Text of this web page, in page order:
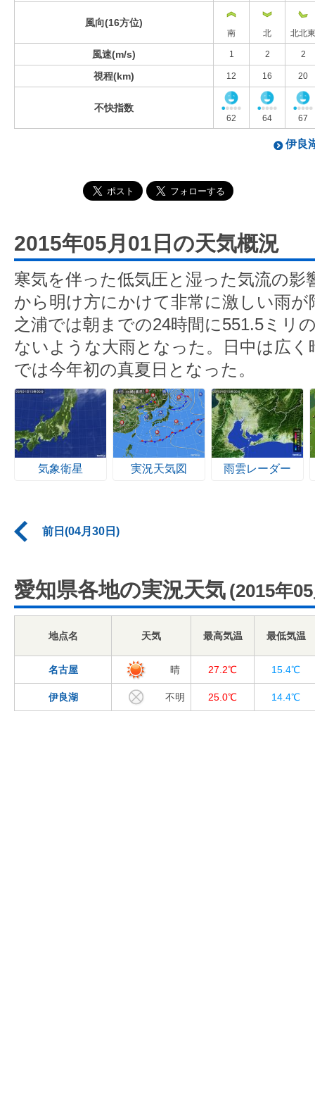
風向(16方位)
南 北 北北東
風速(m/s) 1 2 2
視程(km) 12 16 20
不快指数
62 64 67
伊良
2015年05月01日の天気概況
寒気を伴った低気圧と湿った気流の影
から明け方にかけて非常に激しい雨
之浦では朝までの24時間に551.5ミリ
ないような大雨となった。日中は広
では今年初の真夏日となった。
気象衛星 実況天気図 雨雲レーダー
前日(04月30日)
愛知県各地の実況天気 (2015年
地点名 天気 最高気温 最低気温
名古屋 晴 27.2℃ 15.4℃
伊良湖 不明 25.0℃ 14.4℃